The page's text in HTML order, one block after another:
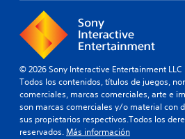
© 2026 Sony Interactive Entertainment LLC
Todos los contenidos, títulos de juegos,
comerciales, marcas comerciales, arte e
son marcas comerciales y/o material con
sus propietarios respectivos.Todos los
reservados. Más información